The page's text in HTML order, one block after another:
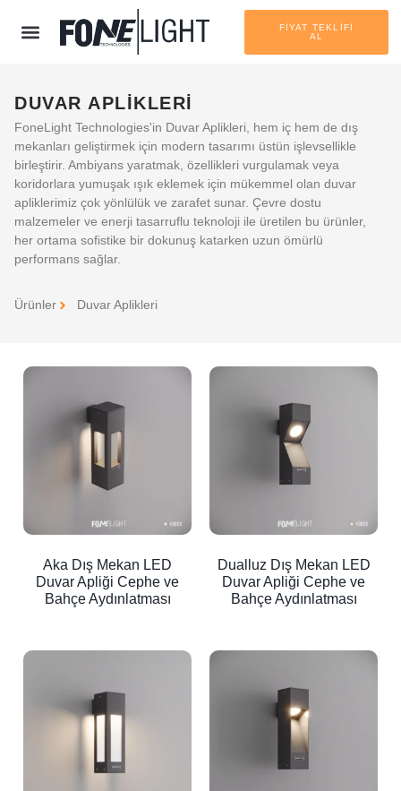
FİYAT TEKLİFİ
AL
DUVAR APLIKLERI
FoneLight Technologies'in Duvar Aplikleri, hem iç hem de dış
mekanları geliştirmek için modern tasarımı üstün işlevsellikle
birleştirir. Ambiyans yaratmak, özellikleri vurgulamak veya
koridorlara yumuşak ışık eklemek için mükemmel olan duvar
apliklerimiz çok yönlülük ve zarafet sunar. Çevre dostu
malzemeler ve enerji tasarruflu teknoloji ile üretilen bu ürünler,
her ortama sofistike bir dokunuş katarken uzun ömürlü
performans sağlar.
Ürünler Duvar Aplikleri
Aka Dış Mekan LED
Duvar Apliği Cephe ve
Bahçe Aydınlatması
Dualluz Dış Mekan LED
Duvar Apliği Cephe ve
Bahçe Aydınlatması